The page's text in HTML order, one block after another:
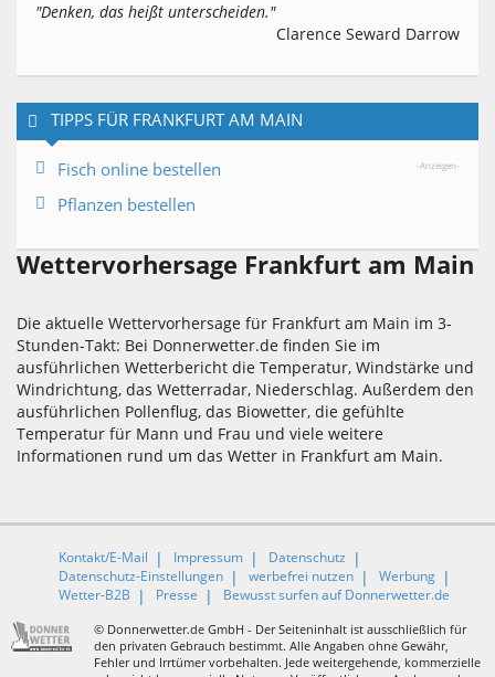
"Denken, das heißt unterscheiden."
Clarence Seward Darrow
TIPPS FÜR FRANKFURT AM MAIN
-Anzeigen-
Fisch online bestellen
Pflanzen bestellen
Wettervorhersage Frankfurt am Main
Die aktuelle Wettervorhersage für Frankfurt am Main im 3-
Stunden-Takt: Bei Donnerwetter.de finden Sie im
ausführlichen Wetterbericht die Temperatur, Windstärke und
Windrichtung, das Wetterradar, Niederschlag. Außerdem den
ausführlichen Pollenflug, das Biowetter, die gefühlte
Temperatur für Mann und Frau und viele weitere
Informationen rund um das Wetter in Frankfurt am Main.
Kontakt/E-Mail Impressum
Datenschutz
Datenschutz-Einstellungen
werbefrei nutzen
Werbung
Wetter-B2B
Presse Bewusst surfen auf Donnerwetter.de
© Donnerwetter.de GmbH - Der Seiteninhalt ist ausschließlich für
den privaten Gebrauch bestimmt. Alle Angaben ohne Gewähr,
Fehler und Irrtümer vorbehalten. Jede weitergehende, kommerzielle